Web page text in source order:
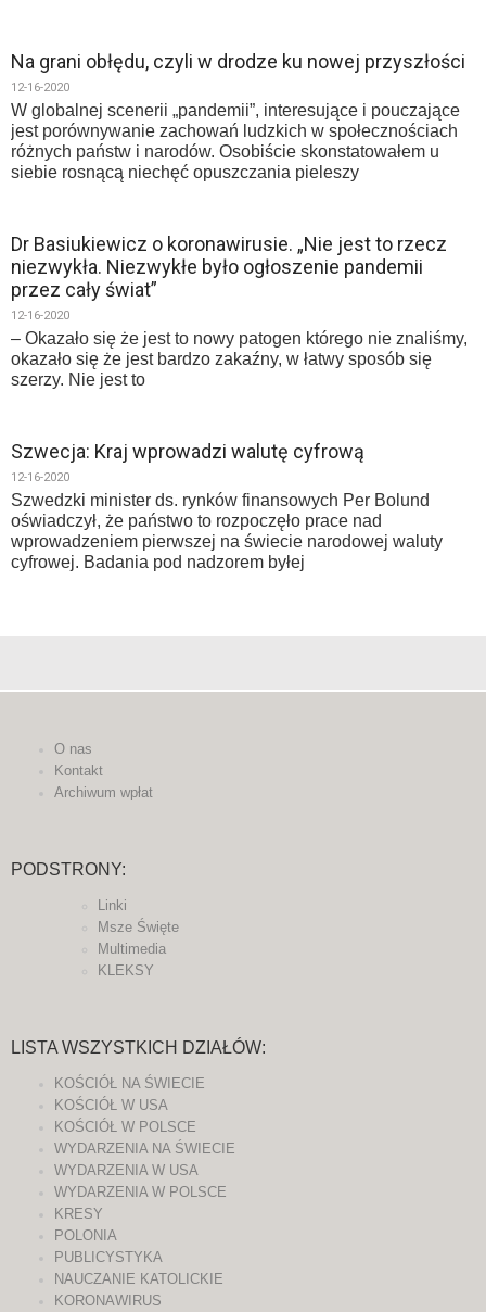
Na grani obłędu, czyli w drodze ku nowej przyszłości
12-16-2020
W globalnej scenerii „pandemii”, interesujące i pouczające
jest porównywanie zachowań ludzkich w społecznościach
różnych państw i narodów. Osobiście skonstatowałem u
siebie rosnącą niechęć opuszczania pieleszy
Dr Basiukiewicz o koronawirusie. „Nie jest to rzecz
niezwykła. Niezwykłe było ogłoszenie pandemii
przez cały świat”
12-16-2020
– Okazało się że jest to nowy patogen którego nie znaliśmy,
okazało się że jest bardzo zakaźny, w łatwy sposób się
szerzy. Nie jest to
Szwecja: Kraj wprowadzi walutę cyfrową
12-16-2020
Szwedzki minister ds. rynków finansowych Per Bolund
oświadczył, że państwo to rozpoczęło prace nad
wprowadzeniem pierwszej na świecie narodowej waluty
cyfrowej. Badania pod nadzorem byłej
O nas
Kontakt
Archiwum wpłat
PODSTRONY:
Linki
Msze Święte
Multimedia
KLEKSY
LISTA WSZYSTKICH DZIAŁÓW:
KOŚCIÓŁ NA ŚWIECIE
KOŚCIÓŁ W USA
KOŚCIÓŁ W POLSCE
WYDARZENIA NA ŚWIECIE
WYDARZENIA W USA
WYDARZENIA W POLSCE
KRESY
POLONIA
PUBLICYSTYKA
NAUCZANIE KATOLICKIE
KORONAWIRUS